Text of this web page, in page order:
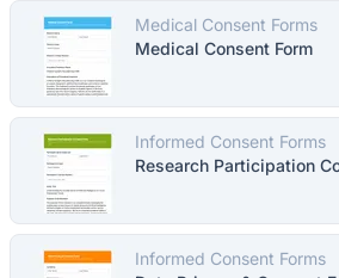
Medical Consent Forms
Medical Consent Form
Informed Consent Forms
Research Participation
Informed Consent Forms